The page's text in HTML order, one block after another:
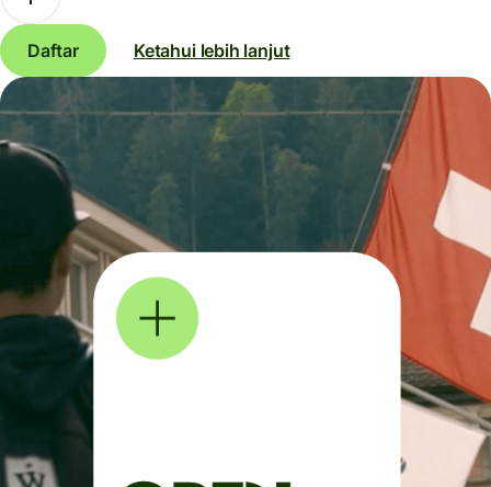
Daftar Ketahui lebih lanjut